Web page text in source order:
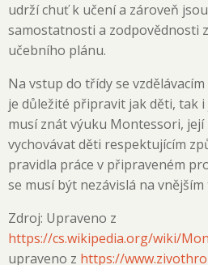
udrží chuť k učení a zároveň
samostatnosti a zodpovědnosti
učebního plánu.
Na vstup do třídy se
je důležité připravit jak děti, tak i
musí znát výuku Montessori, její
vychovávat děti respektujícím
pravidla práce v připraveném
se musí být nezávislá na vnějším
Zdroj: Upraveno z
https://cs.wikipedia.org/wiki/
upraveno z https://